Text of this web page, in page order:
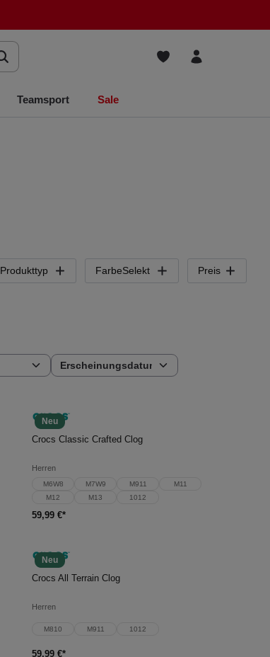
Teamsport Sale
Produkttyp FarbeSelekt Preis
Neu
In den Warenkorb
Crocs Classic Crafted Clog
Herren
M6W8 M7W9 M911
M11
M12
M13 1012
59,99 €*
Neu
In den Warenkorb
Crocs All Terrain Clog
Herren
M810 M911 1012
59,99 €*